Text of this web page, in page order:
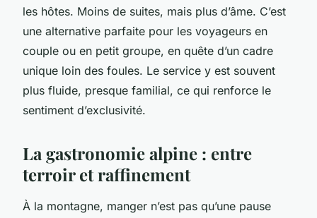
les hôtes. Moins de suites, mais plus d’âme. C’est
une alternative parfaite pour les voyageurs en
couple ou en petit groupe, en quête d’un cadre
unique loin des foules. Le service y est souvent
plus fluide, presque familial, ce qui renforce le
sentiment d’exclusivité.
La gastronomie alpine : entre
terroir et raffinement
À la montagne, manger n’est pas qu’une pause